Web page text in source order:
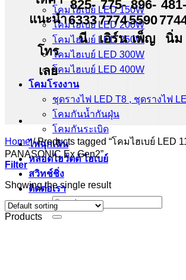
โคมไฮเบย์ LED 150W
โคมไฮเบย์ LED 200W
โคมไฮเบย์ LED 250W
โคมไฮเบย์ LED 300W
โคมไฮเบย์ LED 400W
โคมโรงงาน
ชุดรางไฟ LED T8 , ชุดรางไฟ
โคมกันน้ำกันฝุ่น
โคมกันระเบิด
ไฟฉุกเฉิน
หลอดไฮวัตต์ ไฮเบย์
สวิทช์ชิ่ง
ติดต่อเรา
Search
for:
แนะนำ
โทร
เลย
825-
6333
นี
775-
7774
เอิร์น
896-
5590
เพ็ญ
481-
นิ่ม
Home /Products tagged “โคมไฮเบย์ LED
PANASONIC Ex Gen2”
Filter
Showing the single result
Products